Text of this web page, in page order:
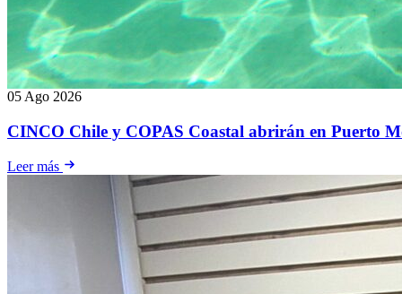
05 Ago 2026
CINCO Chile y COPAS Coastal abrirán en Puerto
Leer más